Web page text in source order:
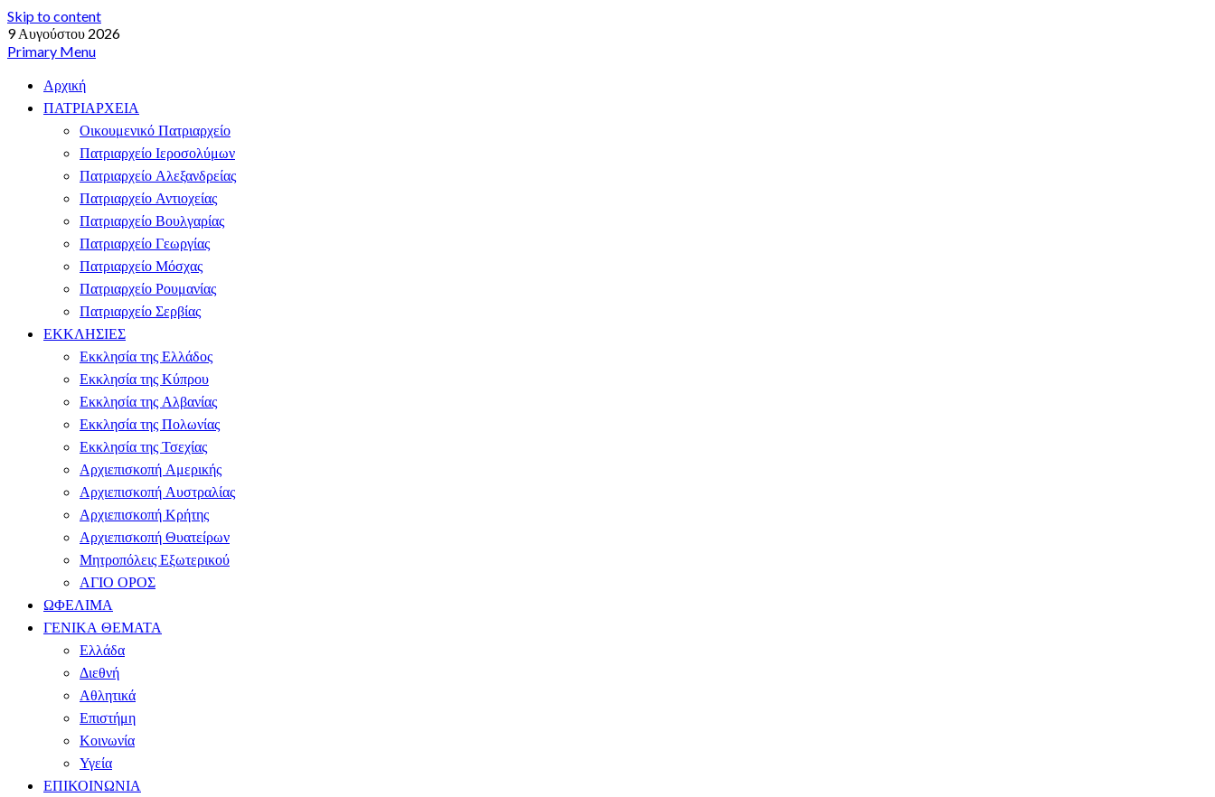
Skip to content
9 Αυγούστου 2026
Primary Menu
Αρχική
ΠΑΤΡΙΑΡΧΕΙΑ
Οικουμενικό Πατριαρχείο
Πατριαρχείο Ιεροσολύμων
Πατριαρχείο Αλεξανδρείας
Πατριαρχείο Αντιοχείας
Πατριαρχείο Βουλγαρίας
Πατριαρχείο Γεωργίας
Πατριαρχείο Μόσχας
Πατριαρχείο Ρουμανίας
Πατριαρχείο Σερβίας
ΕΚΚΛΗΣΙΕΣ
Εκκλησία της Ελλάδος
Εκκλησία της Κύπρου
Εκκλησία της Αλβανίας
Εκκλησία της Πολωνίας
Εκκλησία της Τσεχίας
Αρχιεπισκοπή Αμερικής
Αρχιεπισκοπή Αυστραλίας
Αρχιεπισκοπή Κρήτης
Αρχιεπισκοπή Θυατείρων
Μητροπόλεις Εξωτερικού
ΑΓΙΟ ΟΡΟΣ
ΩΦΕΛΙΜΑ
ΓΕΝΙΚΑ ΘΕΜΑΤΑ
Ελλάδα
Διεθνή
Αθλητικά
Επιστήμη
Κοινωνία
Υγεία
ΕΠΙΚΟΙΝΩΝΙΑ